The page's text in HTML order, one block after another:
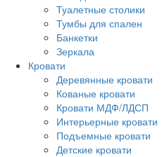
Туалетные столики
Тумбы для спален
Банкетки
Зеркала
Кровати
Деревянные кровати
Кованые кровати
Кровати МДФ/ЛДСП
Интерьерные кровати
Подъемные кровати
Детские кровати